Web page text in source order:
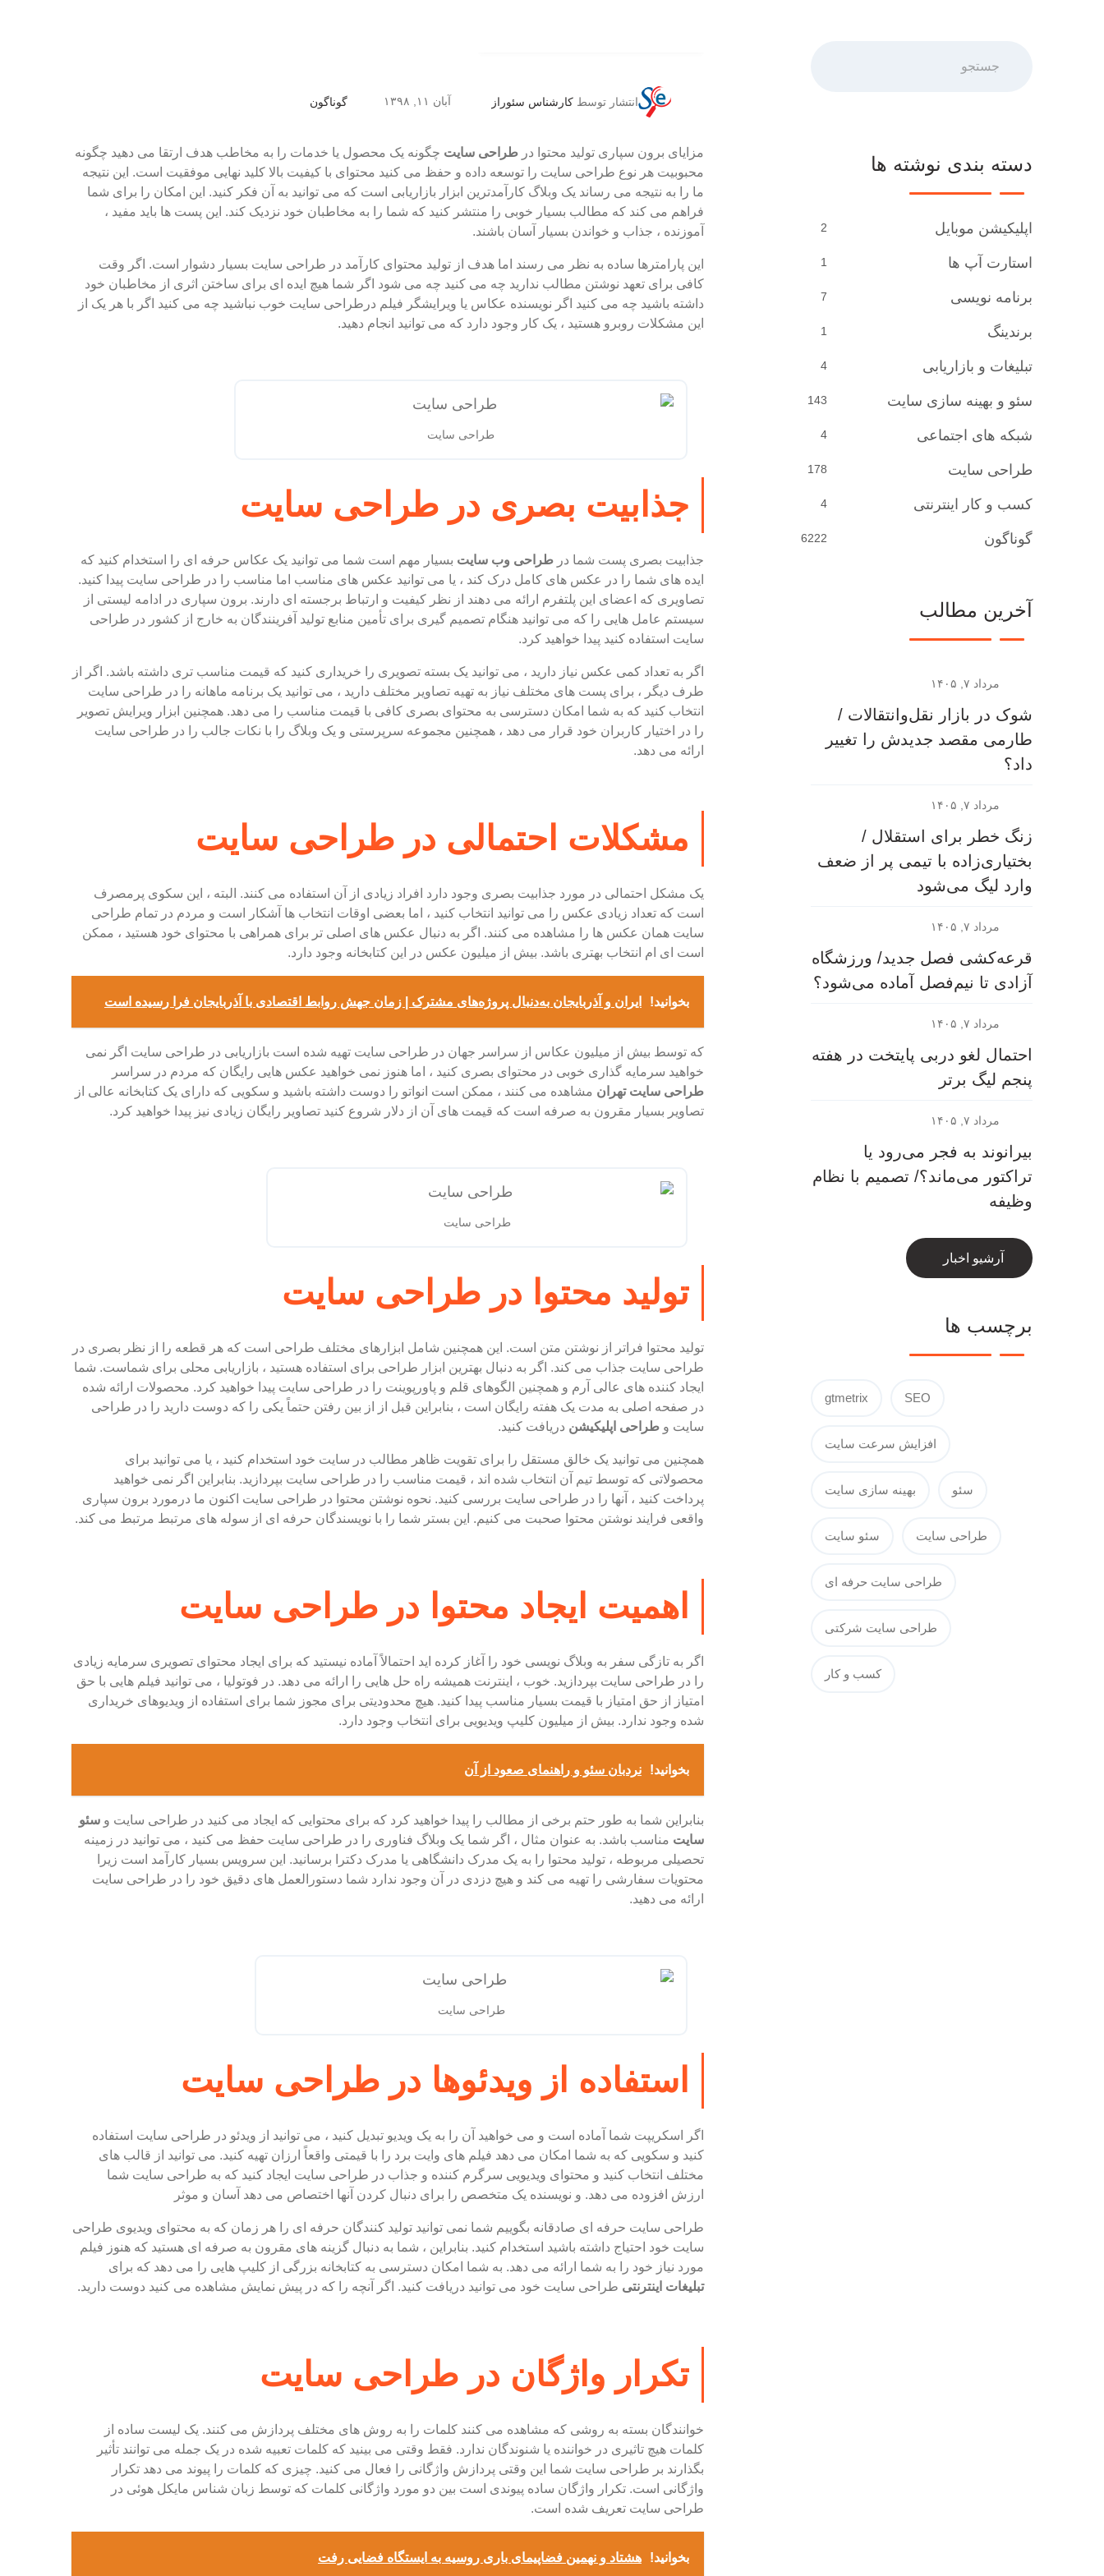
انتشار توسط کارشناس سئوراز آبان ۱۱, ۱۳۹۸ گوناگون
مزایای برون سپاری تولید محتوا در طراحی سایت چگونه یک محصول یا خدمات را به مخاطب هدف ارتقا می دهید چگونه
محبوبیت هر نوع طراحی سایت را توسعه داده و حفظ می کنید محتوای با کیفیت بالا کلید نهایی موفقیت است. این نتیجه
ما را به نتیجه می رساند یک وبلاگ کارآمدترین ابزار بازاریابی است که می توانید به آن فکر کنید. این امکان را برای شما
فراهم می کند که مطالب بسیار خوبی را منتشر کنید که شما را به مخاطبان خود نزدیک کند. این پست ها باید مفید ،
آموزنده ، جذاب و خواندن بسیار آسان باشند.
این پارامترها ساده به نظر می رسند اما هدف از تولید محتوای کارآمد در طراحی سایت بسیار دشوار است. اگر وقت
کافی برای تعهد نوشتن مطالب ندارید چه می کنید چه می شود اگر شما هیچ ایده ای برای ساختن اثری از مخاطبان خود
داشته باشید چه می کنید اگر نویسنده عکاس یا ویرایشگر فیلم درطراحی سایت خوب نباشید چه می کنید اگر با هر یک از
این مشکلات روبرو هستید ، یک کار وجود دارد که می توانید انجام دهید.
طراحی سایت
جذابیت بصری در طراحی سایت
جذابیت بصری پست شما در طراحی وب سایت بسیار مهم است شما می توانید یک عکاس حرفه ای را استخدام کنید که
ایده های شما را در عکس های کامل درک کند ، یا می توانید عکس های مناسب اما مناسب را در طراحی سایت پیدا کنید.
تصاویری که اعضای این پلتفرم ارائه می دهند از نظر کیفیت و ارتباط برجسته ای دارند. برون سپاری در ادامه لیستی از
سیستم عامل هایی را که می توانید هنگام تصمیم گیری برای تأمین منابع تولید آفرینندگان به خارج از کشور در طراحی
سایت استفاده کنید پیدا خواهید کرد.
اگر به تعداد کمی عکس نیاز دارید ، می توانید یک بسته تصویری را خریداری کنید که قیمت مناسب تری داشته باشد. اگر از
طرف دیگر ، برای پست های مختلف نیاز به تهیه تصاویر مختلف دارید ، می توانید یک برنامه ماهانه را در طراحی سایت
انتخاب کنید که به شما امکان دسترسی به محتوای بصری کافی با قیمت مناسب را می دهد. همچنین ابزار ویرایش تصویر
را در اختیار کاربران خود قرار می دهد ، همچنین مجموعه سرپرستی و یک وبلاگ را با نکات جالب را در طراحی سایت
ارائه می دهد.
مشکلات احتمالی در طراحی سایت
یک مشکل احتمالی در مورد جذابیت بصری وجود دارد افراد زیادی از آن استفاده می کنند. البته ، این سکوی پرمصرف
است که تعداد زیادی عکس را می توانید انتخاب کنید ، اما بعضی اوقات انتخاب ها آشکار است و مردم در تمام طراحی
سایت همان عکس ها را مشاهده می کنند. اگر به دنبال عکس های اصلی تر برای همراهی با محتوای خود هستید ، ممکن
است ای ام انتخاب بهتری باشد. بیش از میلیون عکس در این کتابخانه وجود دارد.
بخوانید! ایران و آذربایجان به‌دنبال پروژه‌های مشترک | زمان جهش روابط اقتصادی با آذربایجان فرا رسیده است
که توسط بیش از میلیون عکاس از سراسر جهان در طراحی سایت تهیه شده است بازاریابی در طراحی سایت اگر نمی
خواهید سرمایه گذاری خوبی در محتوای بصری کنید ، اما هنوز نمی خواهید عکس هایی رایگان که مردم در سراسر
طراحی سایت تهران مشاهده می کنند ، ممکن است انواتو را دوست داشته باشید و سکویی که دارای یک کتابخانه عالی از
تصاویر بسیار مقرون به صرفه است که قیمت های آن از دلار شروع کنید تصاویر رایگان زیادی نیز پیدا خواهید کرد.
طراحی سایت
تولید محتوا در طراحی سایت
تولید محتوا فراتر از نوشتن متن است. این همچنین شامل ابزارهای مختلف طراحی است که هر قطعه را از نظر بصری در
طراحی سایت جذاب می کند. اگر به دنبال بهترین ابزار طراحی برای استفاده هستید ، بازاریابی محلی برای شماست. شما
ایجاد کننده های عالی آرم و همچنین الگوهای قلم و پاورپوینت را در طراحی سایت پیدا خواهید کرد. محصولات ارائه شده
در صفحه اصلی به مدت یک هفته رایگان است ، بنابراین قبل از از بین رفتن حتماً یکی را که دوست دارید را در طراحی
سایت و طراحی اپلیکیشن دریافت کنید.
همچنین می توانید یک خالق مستقل را برای تقویت ظاهر مطالب در سایت خود استخدام کنید ، یا می توانید برای
محصولاتی که توسط تیم آن انتخاب شده اند ، قیمت مناسب را در طراحی سایت بپردازید. بنابراین اگر نمی خواهید
پرداخت کنید ، آنها را در طراحی سایت بررسی کنید. نحوه نوشتن محتوا در طراحی سایت اکنون ما درمورد برون سپاری
واقعی فرایند نوشتن محتوا صحبت می کنیم. این بستر شما را با نویسندگان حرفه ای از سوله های مرتبط مرتبط می کند.
اهمیت ایجاد محتوا در طراحی سایت
اگر به تازگی سفر به وبلاگ نویسی خود را آغاز کرده اید احتمالاً آماده نیستید که برای ایجاد محتوای تصویری سرمایه زیادی
را در طراحی سایت بپردازید. خوب ، اینترنت همیشه راه حل هایی را ارائه می دهد. در فوتولیا ، می توانید فیلم هایی با حق
امتیاز از حق امتیاز با قیمت بسیار مناسب پیدا کنید. هیچ محدودیتی برای مجوز شما برای استفاده از ویدیوهای خریداری
شده وجود ندارد. بیش از میلیون کلیپ ویدیویی برای انتخاب وجود دارد.
بخوانید! نردبان سئو و راهنمای صعود از آن
بنابراین شما به طور حتم برخی از مطالب را پیدا خواهید کرد که برای محتوایی که ایجاد می کنید در طراحی سایت و سئو
سایت مناسب باشد. به عنوان مثال ، اگر شما یک وبلاگ فناوری را در طراحی سایت حفظ می کنید ، می توانید در زمینه
تحصیلی مربوطه ، تولید محتوا را به یک مدرک دانشگاهی یا مدرک دکترا برسانید. این سرویس بسیار کارآمد است زیرا
محتویات سفارشی را تهیه می کند و هیچ دزدی در آن وجود ندارد شما دستورالعمل های دقیق خود را در طراحی سایت
ارائه می دهید.
طراحی سایت
استفاده از ویدئوها در طراحی سایت
اگر اسکریپت شما آماده است و می خواهید آن را به یک ویدیو تبدیل کنید ، می توانید از ویدئو در طراحی سایت استفاده
کنید و سکویی که به شما امکان می دهد فیلم های وایت برد را با قیمتی واقعاً ارزان تهیه کنید. می توانید از قالب های
مختلف انتخاب کنید و محتوای ویدیویی سرگرم کننده و جذاب در طراحی سایت ایجاد کنید که به طراحی سایت شما
ارزش افزوده می دهد. و نویسنده یک متخصص را برای دنبال کردن آنها اختصاص می دهد آسان و موثر
طراحی سایت حرفه ای صادقانه بگوییم شما نمی توانید تولید کنندگان حرفه ای را هر زمان که به محتوای ویدیوی طراحی
سایت خود احتیاج داشته باشید استخدام کنید. بنابراین ، شما به دنبال گزینه های مقرون به صرفه ای هستید که هنوز فیلم
مورد نیاز خود را به شما ارائه می دهد. به شما امکان دسترسی به کتابخانه بزرگی از کلیپ هایی را می دهد که برای
تبلیغات اینترنتی طراحی سایت خود می توانید دریافت کنید. اگر آنچه را که در پیش نمایش مشاهده می کنید دوست دارید.
تکرار واژگان در طراحی سایت
خوانندگان بسته به روشی که مشاهده می کنند کلمات را به روش های مختلف پردازش می کنند. یک لیست ساده از
کلمات هیچ تاثیری در خواننده یا شنوندگان ندارد. فقط وقتی می بینید که کلمات تعبیه شده در یک جمله می توانند تأثیر
بگذارند بر طراحی سایت شما این وقتی پردازش واژگانی را فعال می کنید. چیزی که کلمات را پیوند می دهد تکرار
واژگانی است. تکرار واژگان ساده پیوندی است بین دو مورد واژگانی کلمات که توسط زبان شناس مایکل هوئی در
طراحی سایت تعریف شده است.
بخوانید! هشتاد و نهمین فضاپیمای باری روسیه به ایستگاه فضایی رفت
دسته بندی نوشته ها
2 اپلیکیشن موبایل
1 استارت آپ ها
7 برنامه نویسی
1 برندینگ
4 تبلیغات و بازاریابی
143 سئو و بهینه سازی سایت
4 شبکه های اجتماعی
178 طراحی سایت
4 کسب و کار اینترنتی
6222 گوناگون
آخرین مطالب
مرداد ۷, ۱۴۰۵
شوک در بازار نقل‌وانتقالات /
طارمی مقصد جدیدش را تغییر
داد؟
مرداد ۷, ۱۴۰۵
زنگ خطر برای استقلال /
بختیاری‌زاده با تیمی پر از ضعف
وارد لیگ می‌شود
مرداد ۷, ۱۴۰۵
قرعه‎‌کشی فصل جدید/ ورزشگاه
آزادی تا نیم‌فصل آماده می‌شود؟
مرداد ۷, ۱۴۰۵
احتمال لغو دربی پایتخت در هفته
پنجم لیگ برتر
مرداد ۷, ۱۴۰۵
بیرانوند به فجر می‌رود یا
تراکتور می‌ماند؟/ تصمیم با نظام
وظیفه
آرشیو اخبار
برچسب ها
gtmetrix SEO
افزایش سرعت سایت
بهینه سازی سایت سئو
سئو سایت طراحی سایت
طراحی سایت حرفه ای
طراحی سایت شرکتی
کسب و کار